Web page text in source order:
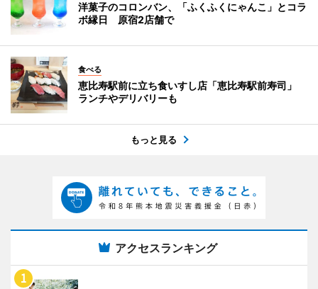
洋菓子のコロンバン、「ふくふくにゃんこ」とコラ
ボ縁日 原宿2店舗で
食べる
恵比寿駅前に立ち食いすし店「恵比寿駅前寿司」
ランチやデリバリーも
もっと見る
アクセスランキング